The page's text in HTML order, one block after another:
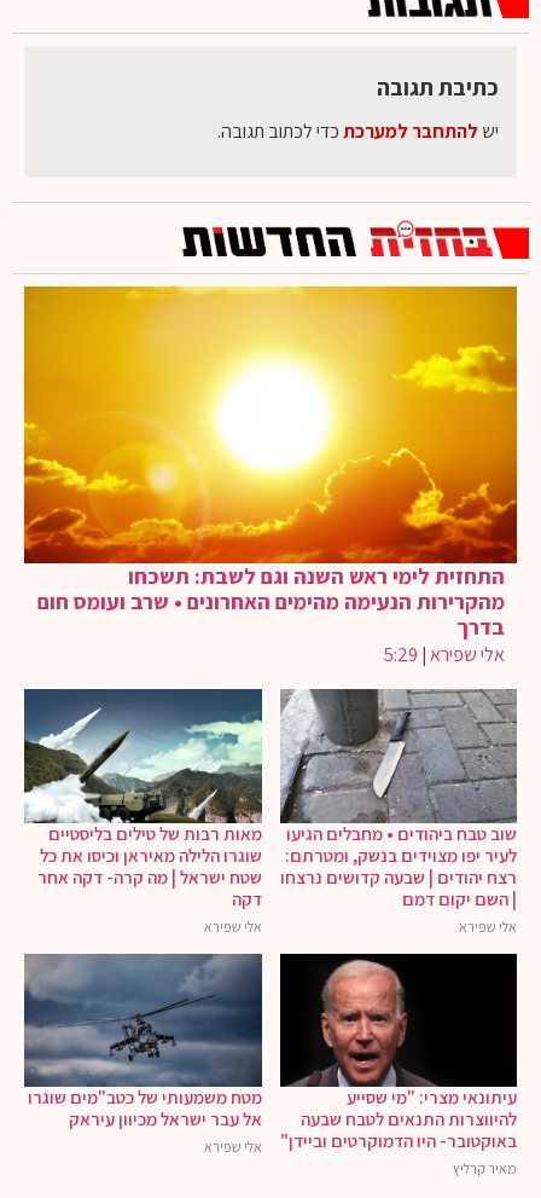
כתיבת תגובה
יש להתחבר למערכתכדי לכתוב תגובה.
התחזית לימי ראש השנה וגם לשבת: תשכחו
מהקרירות הנעימה מהימים האחרונים • שרב ועומס חום
בדרך
אלי שפירא|
5:29
שוב טבח ביהודים • מחבלים הגיעו
לעיר יפו מצוידים בנשק, ומטרתם:
רצח יהודים | שבעה קדושים נרצחו
| השם יקום דמם
אלי שפירא
מאות רבות של טילים בליסטיים
שוגרו הלילה מאיראן וכיסו את כל
שטח ישראל | מה קרה- דקה אחר
דקה
אלי שפירא
עיתונאי מצרי: "מי שסייע
להיווצרות התנאים לטבח שבעה
באוקטובר- היו הדמוקרטים וביידן"
מאיר קרליץ
מטח משמעותי של כטב"מים שוגרו
אל עבר ישראל מכיוון עיראק
אלי שפירא